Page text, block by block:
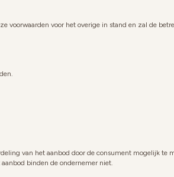
voorwaarden voor het overige in stand en zal de
van het aanbod door de consument mogelijk te
binden de ondernemer niet.